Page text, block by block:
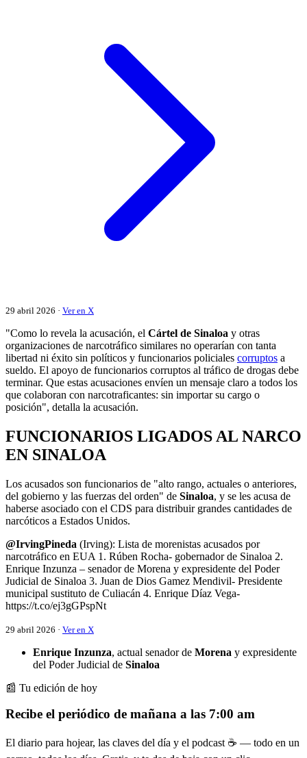
29 abril 2026 · Ver en X
"Como lo revela la acusación, el Cártel de Sinaloa y otras
organizaciones de narcotráfico similares no operarían con tanta
libertad ni éxito sin políticos y funcionarios policiales corruptos a
sueldo. El apoyo de funcionarios corruptos al tráfico de drogas debe
terminar. Que estas acusaciones envíen un mensaje claro a todos los
que colaboran con narcotraficantes: sin importar su cargo o
posición", detalla la acusación.
FUNCIONARIOS LIGADOS AL NARCO
EN SINALOA
Los acusados son funcionarios de "alto rango, actuales o anteriores,
del gobierno y las fuerzas del orden" de Sinaloa, y se les acusa de
haberse asociado con el CDS para distribuir grandes cantidades de
narcóticos a Estados Unidos.
@IrvingPineda (Irving): Lista de morenistas acusados por
narcotráfico en EUA 1. Rúben Rocha- gobernador de Sinaloa 2.
Enrique Inzunza – senador de Morena y expresidente del Poder
Judicial de Sinaloa 3. Juan de Dios Gamez Mendivil- Presidente
municipal sustituto de Culiacán 4. Enrique Díaz Vega-
https://t.co/ej3gGPspNt
29 abril 2026 · Ver en X
Enrique Inzunza, actual senador de Morena y expresidente
del Poder Judicial de Sinaloa
📰 Tu edición de hoy
Recibe el periódico de mañana a las 7:00 am
El diario para hojear, las claves del día y el podcast ☕ — todo en un